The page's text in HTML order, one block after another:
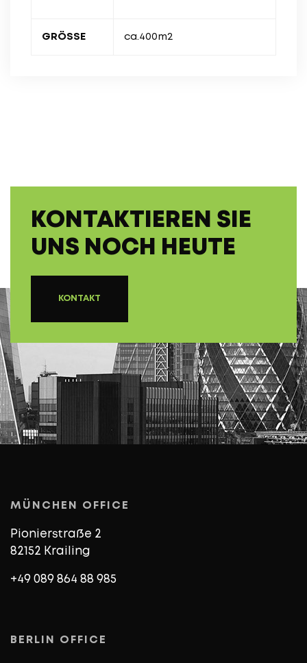
GRÖSSE ca.400m2
KONTAKTIEREN SIE
UNS NOCH HEUTE
KONTAKT
MÜNCHEN OFFICE
Pionierstraße 2
82152 Krailing
+49 089 864 88 985
BERLIN OFFICE